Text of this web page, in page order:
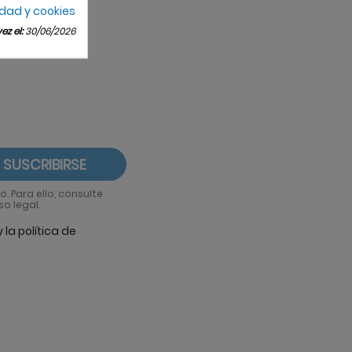
Para ello, consulte
legal.
la política de
y cookies
el:30/06/2026